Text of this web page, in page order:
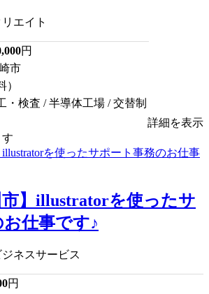
エイト
円
市
）
・検査 / 半導体工場 / 交替制
詳細を表示
市】illustratorを使ったサ
仕事です♪
ネスサービス
円